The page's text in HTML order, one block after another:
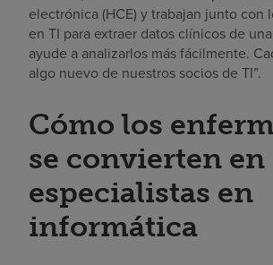
electrónica (HCE) y trabajan junto con
en TI para extraer datos clínicos de
ayude a analizarlos más fácilmente.
algo nuevo de nuestros socios de TI”.
Cómo los
se convierten en
especialistas en
informática